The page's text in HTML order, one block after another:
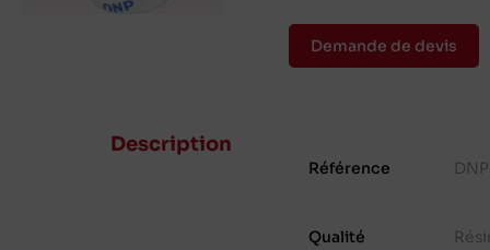
Demande de devis
Description
Référence
Qualité